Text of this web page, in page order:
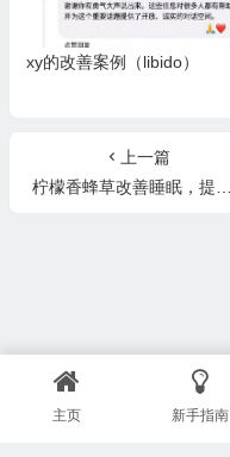
xy的改善案例（libido）
上一篇
柠檬香蜂草改善睡眠，提升专注度
主页 新手指南